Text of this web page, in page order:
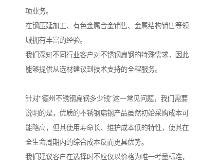
项业务。
在钢压延加工、有色金属合金销售、金属结构销售等领
域拥有丰富的经验。
我们深知不同行业客户对不锈钢扁钢的特殊需求，因此
能够提供从选材建议到技术支持的全程服务。
针对"德州不锈钢扁钢多少钱"这一常见问题，我们需要
说明的是，优质的不锈钢扁钢产品虽然初始采购成本可
能略高，但其使用寿命长、维护成本低的特性，使其在
全生命周期内的综合成本反而更具优势。
我们建议客户在选择时不应仅以价格为唯一考量标准，